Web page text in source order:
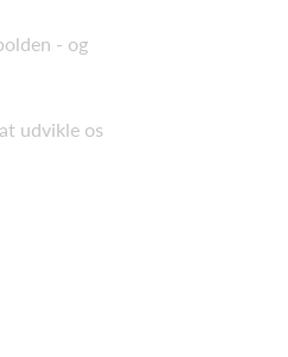
- og
udvikle os